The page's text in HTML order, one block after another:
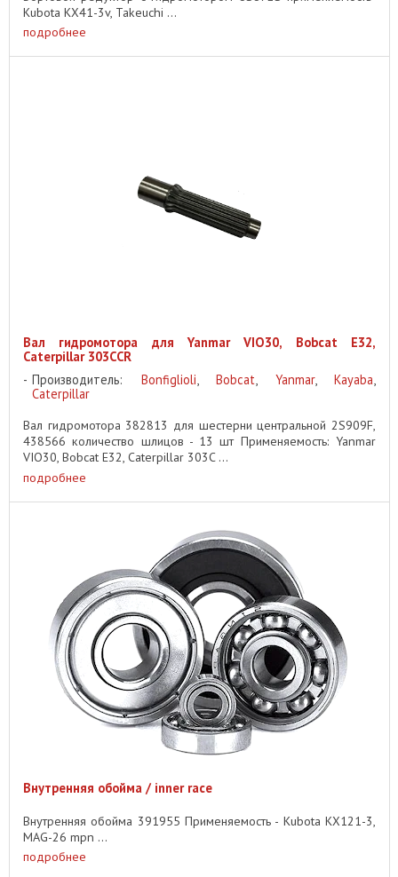
Kubota KX41-3v, Takeuchi ...
подробнее
Вал гидромотора для Yanmar VIO30, Bobcat E32,
Caterpillar 303CCR
Производитель: Bonfiglioli, Bobcat, Yanmar, Kayaba,
Caterpillar
Вал гидромотора 382813 для шестерни центральной 2S909F,
438566 количество шлицов - 13 шт Применяемость: Yanmar
VIO30, Bobcat E32, Caterpillar 303C ...
подробнее
Внутренняя обойма / inner race
Внутренняя обойма 391955 Применяемость - Kubota KX121-3,
MAG-26 mpn ...
подробнее